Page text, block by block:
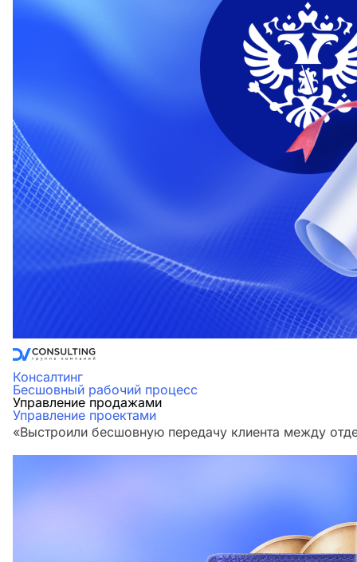
Консалтинг
Бесшовный рабочий процесс
Управление продажами
Управление проектами
«Выстроили бесшовную передачу клиента между